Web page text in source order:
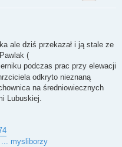
ale dziś przekazał i ją stale ze
(
podczas prac przy elewacji
odkryto nieznaną
na średniowiecznych
Lubuskiej.
mysliborzy